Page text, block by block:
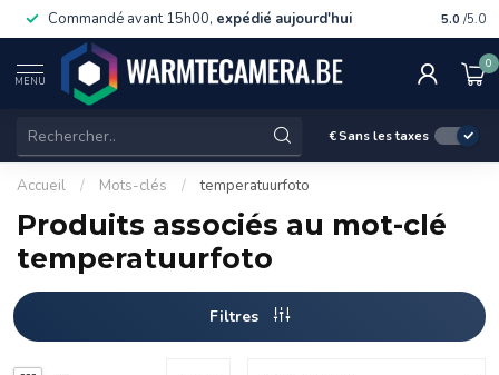
Commandé avant 15h00, expédié aujourd'hui 5.0 /5.0
MENU
0
€Sans les taxes
Accueil / Mots-clés / temperatuurfoto
Produits associés au mot-clé
temperatuurfoto
Filtres